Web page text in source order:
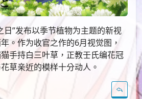
日”发布以季节植物为主题的新视
。作为收官之作的6月视觉图，
手持白三叶草，正教壬氏编花冠
草亲近的模样十分动人。